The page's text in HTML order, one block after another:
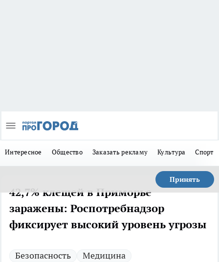
Интересное Общество Заказать рекламу Культура Спорт
Принять
42,7% клещей в Приморье
заражены: Роспотребнадзор
фиксирует высокий уровень угрозы
Безопасность
Медицина